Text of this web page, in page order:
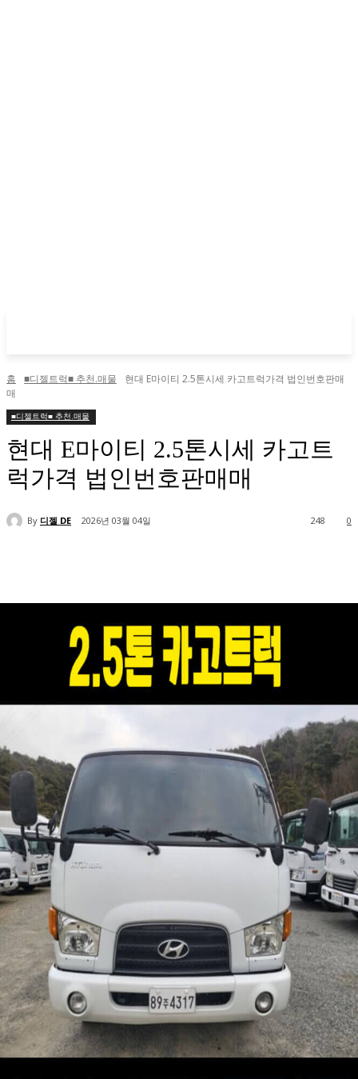
홈 ■디젤트럭■ 추천.매물
현대 E마이티 2.5톤시세 카고트럭가격 법인번호판매
매
■디젤트럭■ 추천.매물
현대 E마이티 2.5톤시세 카고트
럭가격 법인번호판매매
By 디젤 DE 2026년 03월 04일 0
248